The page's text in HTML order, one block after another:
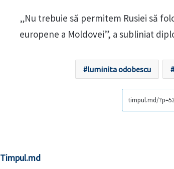
„Nu trebuie să permitem Rusiei să
europene a Moldovei”, a subliniat
luminita odobescu
Timpul.md